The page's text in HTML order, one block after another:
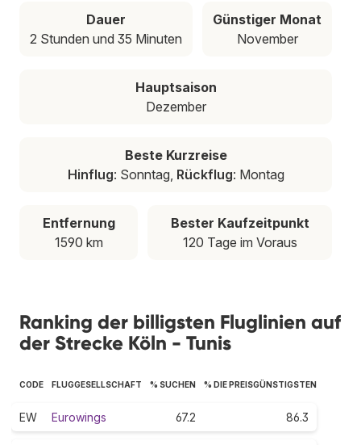
Dauer
2 Stunden und 35 Minuten
Günstiger Monat
November
Hauptsaison
Dezember
Beste Kurzreise
Hinflug: Sonntag, Rückflug: Montag
Entfernung
1590 km
Bester Kaufzeitpunkt
120 Tage im Voraus
Ranking der billigsten Fluglinien auf
der Strecke Köln - Tunis
CODE FLUGGESELLSCHAFT % SUCHEN % DIE PREISGÜNSTIGSTEN
EW Eurowings 67.2 86.3